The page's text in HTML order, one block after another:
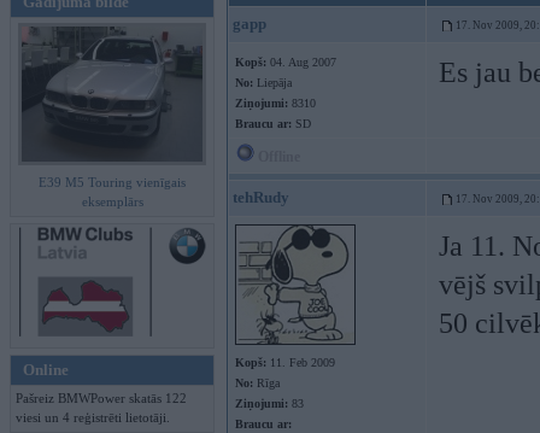
E39 M5 Touring vienīgais
eksemplārs
Online
Pašreiz BMWPower skatās 122
viesi un 4 reģistrēti lietotāji.
gapp 17. Nov 2009,
Kopš: 04. Aug 2007
No: Liepāja
Ziņojumi: 8310
Braucu ar: SD
Es jau
tehRudy 17. Nov 2009,
Kopš: 11. Feb 2009
No: Rīga
Ziņojumi: 83
Braucu ar:
Ja 11.
vējš
50